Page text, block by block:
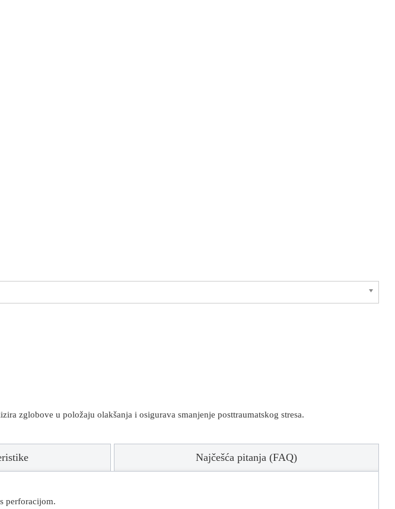
zglobove u položaju olakšanja i osigurava smanjenje posttraumatskog stresa.
Najčešća pitanja (FAQ)
perforacijom.